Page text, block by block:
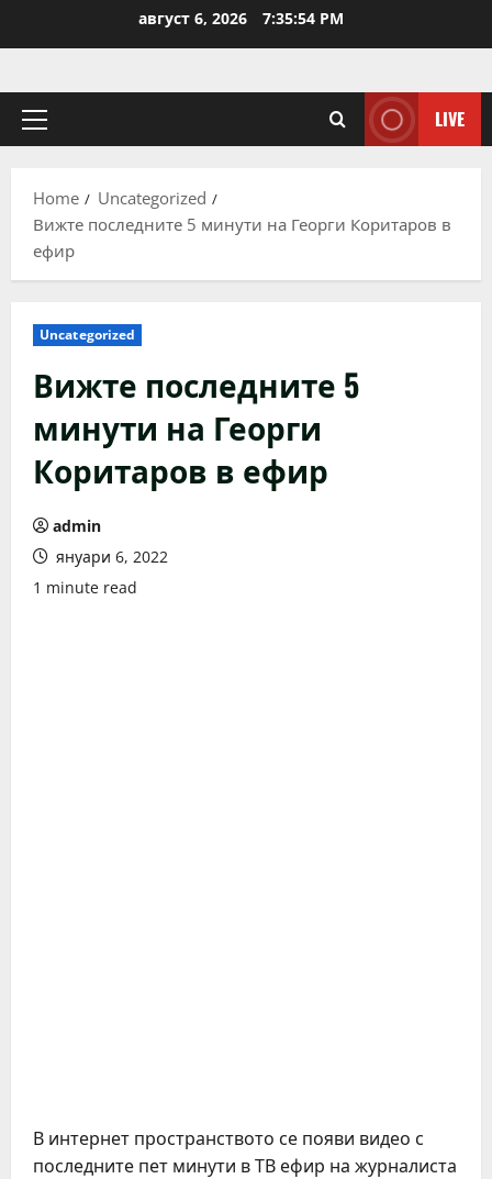
август 6, 2026 7:35:55 PM
Primary
LIVE
Home
Uncategorized
Вижте последните 5 минути на Георги Коритаров в
ефир
Uncategorized
Вижте последните 5
минути на Георги
Коритаров в ефир
admin
януари 6, 2022
1 minute read
В интернет пространството се появи видео с
последните пет минути в ТВ ефир на журналиста